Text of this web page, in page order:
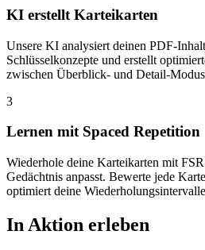
KI erstellt Karteikarten
Unsere KI analysiert deinen PDF-
Schlüsselkonzepte und erstellt
zwischen Überblick- und Detail-
3
Lernen mit Spaced Repetition
Wiederhole deine Karteikarten mit
Gedächtnis anpasst. Bewerte jede
optimiert deine
In Aktion erleben